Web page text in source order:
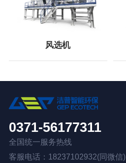
风选机
0371-56177311
全国统一服务热线
客服电话：18237102932(同微信)